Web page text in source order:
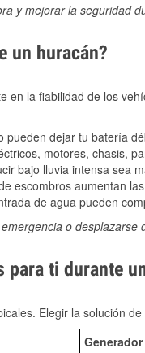
y mejorar la seguridad
un huracán?
la fiabilidad de los
dejar tu batería
motores, chasis,
bajo lluvia intensa sea
escombros aumentan
de agua pueden
o desplazarse
ti durante
Elegir la solución